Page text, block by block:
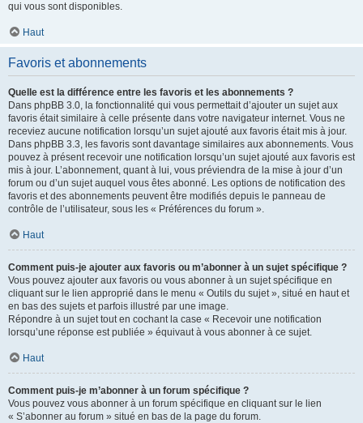
qui vous sont disponibles.
Haut
Favoris et abonnements
Quelle est la différence entre les favoris et les abonnements ?
Dans phpBB 3.0, la fonctionnalité qui vous permettait d’ajouter un sujet aux
favoris était similaire à celle présente dans votre navigateur internet. Vous ne
receviez aucune notification lorsqu’un sujet ajouté aux favoris était mis à jour.
Dans phpBB 3.3, les favoris sont davantage similaires aux abonnements. Vous
pouvez à présent recevoir une notification lorsqu’un sujet ajouté aux favoris est
mis à jour. L’abonnement, quant à lui, vous préviendra de la mise à jour d’un
forum ou d’un sujet auquel vous êtes abonné. Les options de notification des
favoris et des abonnements peuvent être modifiés depuis le panneau de
contrôle de l’utilisateur, sous les « Préférences du forum ».
Haut
Comment puis-je ajouter aux favoris ou m’abonner à un sujet spécifique ?
Vous pouvez ajouter aux favoris ou vous abonner à un sujet spécifique en
cliquant sur le lien approprié dans le menu « Outils du sujet », situé en haut et
en bas des sujets et parfois illustré par une image.
Répondre à un sujet tout en cochant la case « Recevoir une notification
lorsqu’une réponse est publiée » équivaut à vous abonner à ce sujet.
Haut
Comment puis-je m’abonner à un forum spécifique ?
Vous pouvez vous abonner à un forum spécifique en cliquant sur le lien
« S’abonner au forum » situé en bas de la page du forum.